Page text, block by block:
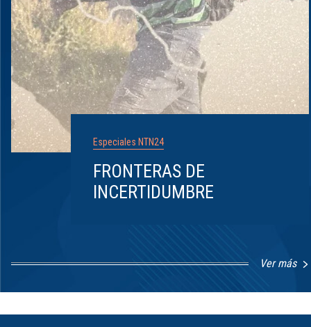
Especiales NTN24
FRONTERAS DE
INCERTIDUMBRE
Ver más
1
8